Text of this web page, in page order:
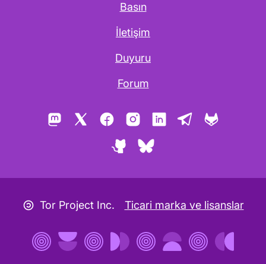
Basın
İletişim
Duyuru
Forum
Mastodon FacebookInstagramLinkedInTelegram
GitHubBluesky
Copyleft simgesi
Tor Project Inc. Ticari marka ve lisanslar